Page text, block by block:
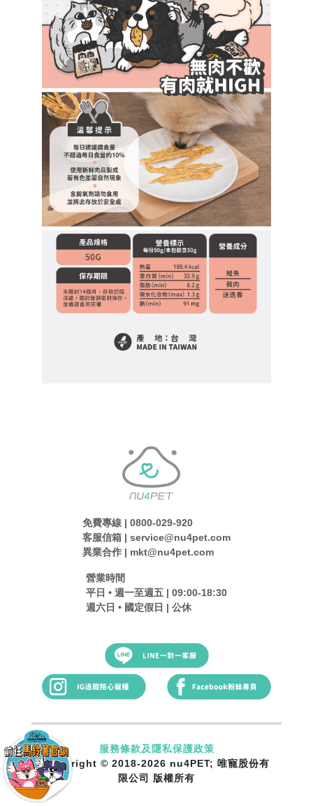
免費專線 | 0800-029-920
客服信箱 | service@nu4pet.com
異業合作 | mkt@nu4pet.com
營業時間
平日 • 週一至週五 | 09:00-18:30
週六日 • 國定假日 | 公休
服務條款及隱私保護政策
Copyright © 2018-2026 nu4PET; 唯寵股份有
限公司 版權所有